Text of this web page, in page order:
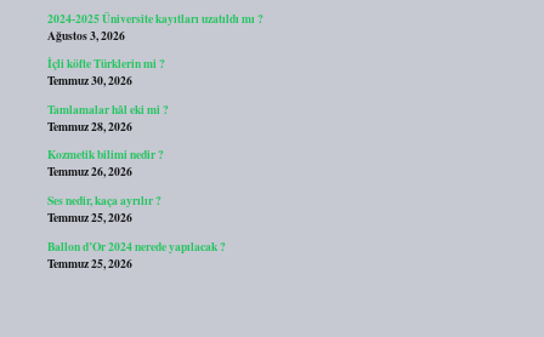
2024-2025 Üniversite kayıtları uzatıldı mı ?
Ağustos 3, 2026
İçli köfte Türklerin mi ?
Temmuz 30, 2026
Tamlamalar hâl eki mi ?
Temmuz 28, 2026
Kozmetik bilimi nedir ?
Temmuz 26, 2026
Ses nedir, kaça ayrılır ?
Temmuz 25, 2026
Ballon d’Or 2024 nerede yapılacak ?
Temmuz 25, 2026